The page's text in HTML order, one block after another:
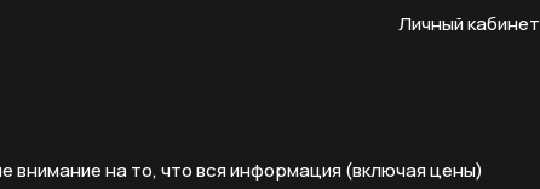
Личный кабинет
на то, что вся информация (включая цены)